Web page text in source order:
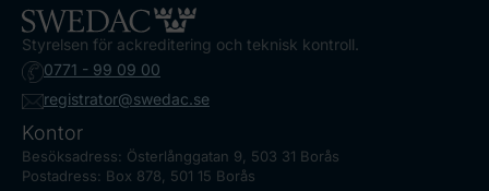
Styrelsen för ackreditering och teknisk kontroll.
0771 - 99 09 00
registrator@swedac.se
Kontor
Besöksadress: Österlånggatan 9, 503 31 Borås
Postadress: Box 878, 501 15 Borås